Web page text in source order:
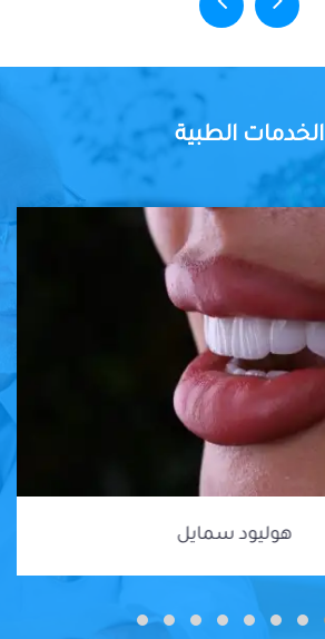
الخدمات الطبية
هوليود سمايل